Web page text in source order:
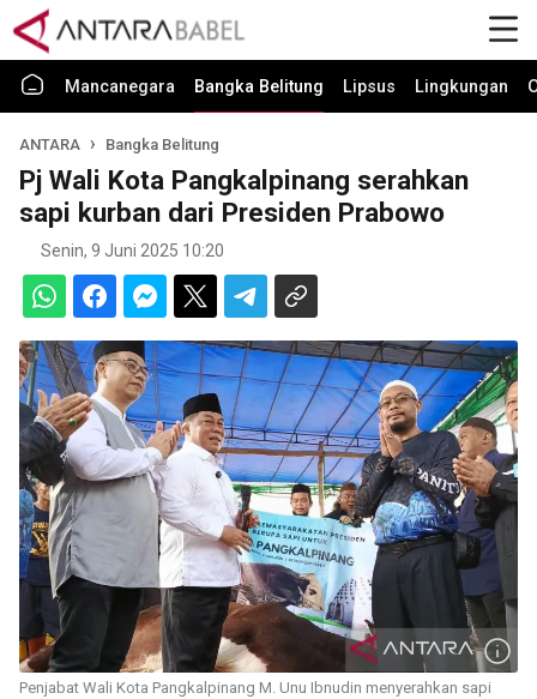
Mancanegara Bangka Belitung Lipsus Lingkungan
ANTARA Bangka Belitung
Pj Wali Kota Pangkalpinang serahkan
sapi kurban dari Presiden Prabowo
Senin, 9 Juni 2025 10:20
Penjabat Wali Kota Pangkalpinang M. Unu Ibnudin menyerahkan sapi